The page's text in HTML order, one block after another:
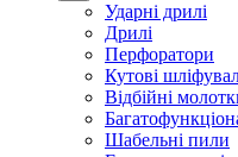
Ударні дрилі
Дрилі
Перфоратори
Кутові
Відбійні
Шабельні пили